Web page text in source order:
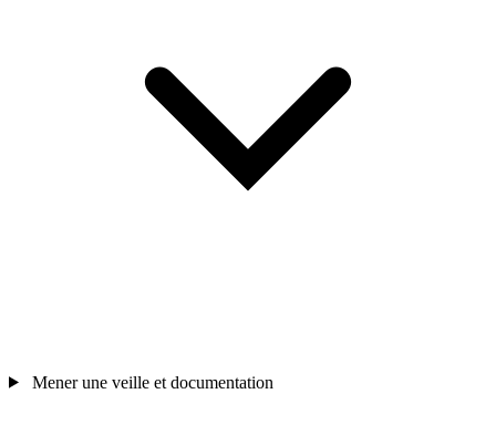
Mener une veille et documentation